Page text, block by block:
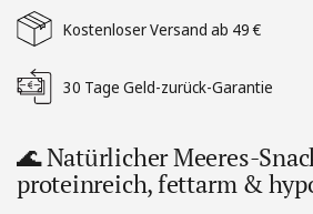
Kostenloser Versand ab 49 €
30 Tage Geld-zurück-Garantie
🌊 Natürlicher Meeres-
proteinreich, fettarm &